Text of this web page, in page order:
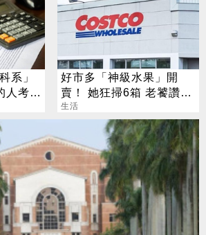
系」
人考不
好市多「神級水果」開
賣！ 她狂掃6箱 老饕讚：
很甜還噴汁
生活